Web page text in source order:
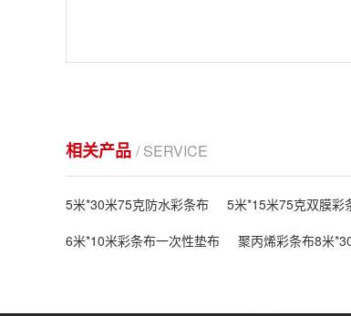
相关产品 / SERVICE
5米*30米75克防水彩条布 5米*15米75克双膜彩
6米*10米彩条布一次性垫布
聚丙烯彩条布8米